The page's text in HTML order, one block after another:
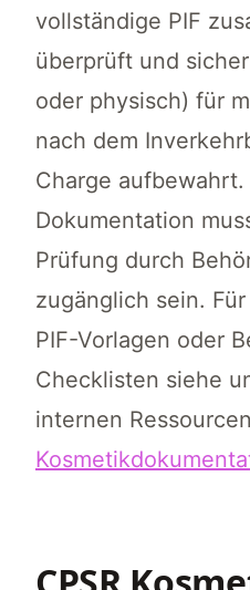
vollständige PIF
überprüft und
oder physisch) für
nach dem
Charge aufbewahrt.
Dokumentation
Prüfung durch
zugänglich sein.
PIF-Vorlagen oder
Checklisten siehe
internen